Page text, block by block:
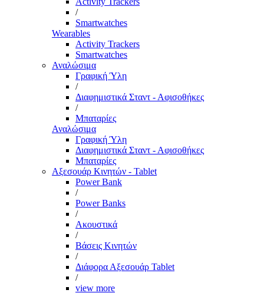
/
Smartwatches
Wearables
Activity Trackers
Smartwatches
Αναλώσιμα
Γραφική Ύλη
/
Διαφημιστικά Σταντ - Αφισοθήκες
/
Μπαταρίες
Αναλώσιμα
Γραφική Ύλη
Διαφημιστικά Σταντ - Αφισοθήκες
Μπαταρίες
Αξεσουάρ Κινητών - Tablet
Power Bank
/
Power Banks
/
Ακουστικά
/
Βάσεις Κινητών
/
Διάφορα Αξεσουάρ Tablet
/
view more